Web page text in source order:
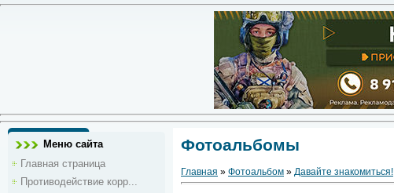
Меню сайта
Главная страница
Противодействие корр...
Фотоальбомы
Главная » Фотоальбом » Давайте знакомиться!